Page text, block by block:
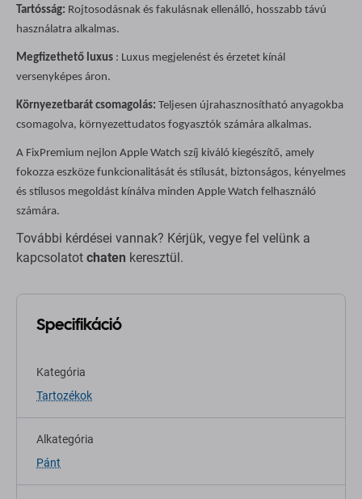
Tartósság: Rojtosodásnak és fakulásnak ellenálló, hosszabb távú
használatra alkalmas.
Megfizethető luxus : Luxus megjelenést és érzetet kínál
versenyképes áron.
Környezetbarát csomagolás: Teljesen újrahasznosítható anyagokba
csomagolva, környezettudatos fogyasztók számára alkalmas.
A FixPremium nejlon Apple Watch szíj kiváló kiegészítő, amely
fokozza eszköze funkcionalitását és stílusát, biztonságos, kényelmes
és stílusos megoldást kínálva minden Apple Watch felhasználó
számára.
További kérdései vannak? Kérjük, vegye fel velünk a
kapcsolatot chaten keresztül.
Specifikáció
Kategória
Tartozékok
Alkategória
Pánt